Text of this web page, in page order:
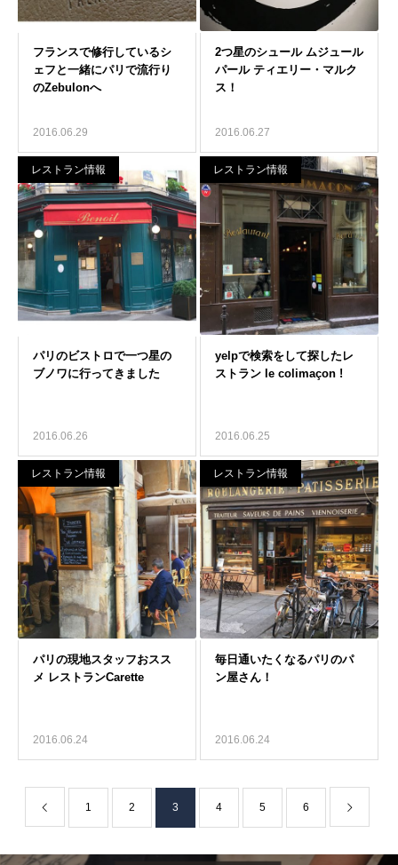
2016.06.29 2016.06.27
レストラン情報
2016.06.26
レストラン情報
2016.06.25
レストラン情報
2016.06.24
レストラン情報
2016.06.24
1 2 3 4 5 6